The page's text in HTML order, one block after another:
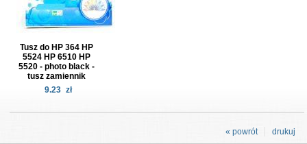
Tusz do HP 364 HP
5524 HP 6510 HP
5520 - photo black -
tusz zamiennik
9.23 zł
drukuj
« powrót